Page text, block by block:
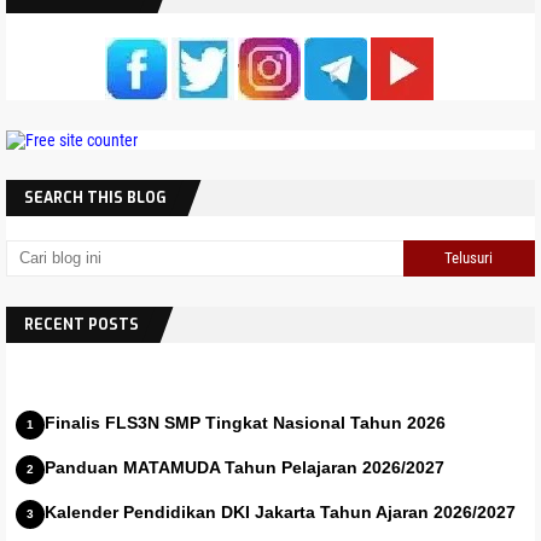
SEARCH THIS BLOG
RECENT POSTS
Finalis FLS3N SMP Tingkat Nasional Tahun 2026
Panduan MATAMUDA Tahun Pelajaran 2026/2027
Kalender Pendidikan DKI Jakarta Tahun Ajaran 2026/2027